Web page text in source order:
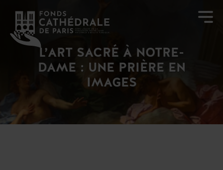
L’ART SACRÉ À NOTRE-
DAME : UNE PRIÈRE EN
IMAGES